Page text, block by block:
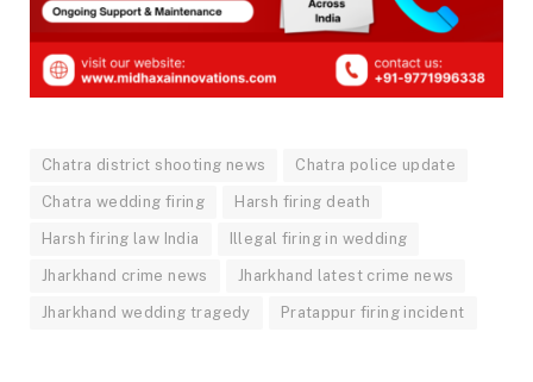
Chatra district shooting news Chatra police update
Chatra wedding firing Harsh firing death
Harsh firing law India Illegal firing in wedding
Jharkhand crime news Jharkhand latest crime news
Jharkhand wedding tragedy Pratappur firing incident